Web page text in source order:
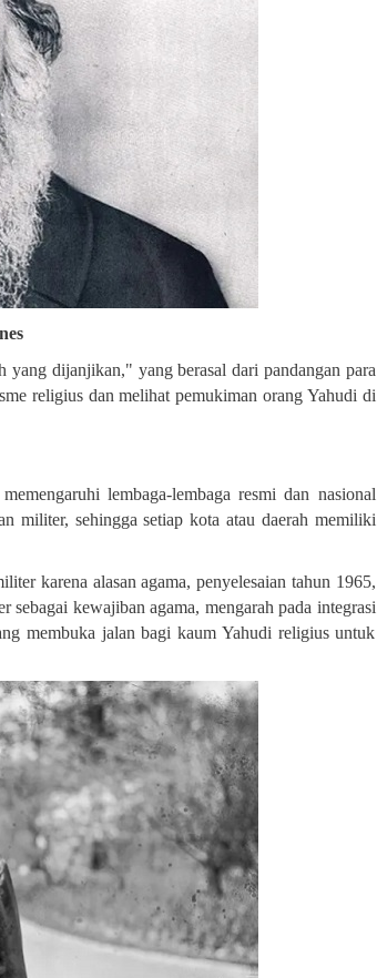
dijanjikan," yang berasal dari pandangan para
religius dan melihat pemukiman orang Yahudi di
lembaga-lembaga resmi dan nasional
militer, sehingga setiap kota atau daerah memiliki
karena alasan agama, penyelesaian tahun 1965,
kewajiban agama, mengarah pada integrasi
membuka jalan bagi kaum Yahudi religius untuk